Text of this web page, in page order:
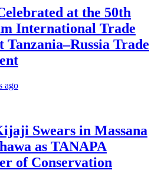
at the 50th
International Trade
Tanzania–Russia Trade
ago
Swears in Massana
as TANAPA
of Conservation